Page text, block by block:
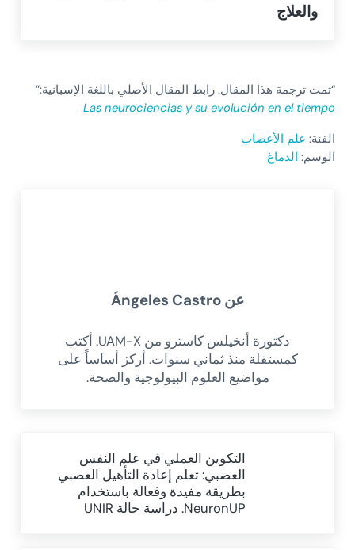
والعلاج
“تمت ترجمة هذا المقال. رابط المقال الأصلي باللغة الإسبانية:”
Las neurociencias y su evolución en el tiempo
الفئة: علم الأعصاب
الوسم: الدماغ
عن Ángeles Castro
دكتورة أنخيلس كاسترو من UAM-X. أكتب
كمستقلة منذ ثماني سنوات. أركز أساساً على
مواضيع العلوم البيولوجية والصحة.
التكوين العملي في علم النفس
العصبي: تعلم إعادة التأهيل العصبي
بطريقة مفيدة وفعالة باستخدام
NeuronUP. دراسة حالة UNIR